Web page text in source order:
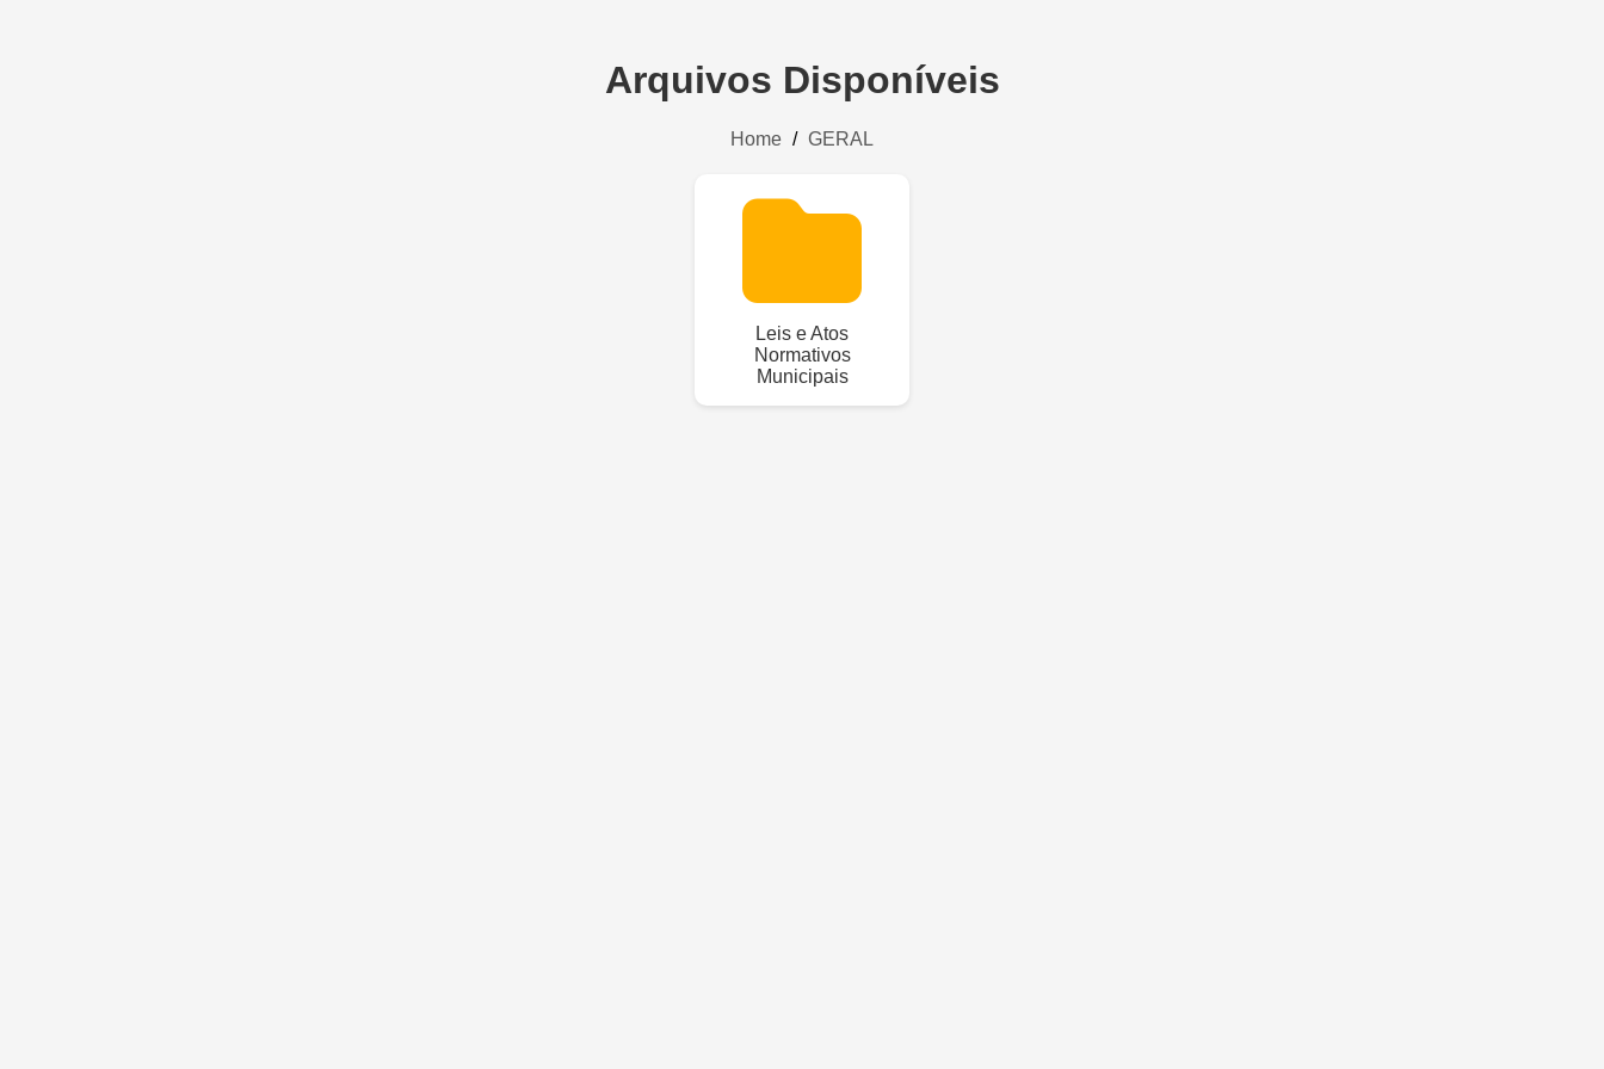
Arquivos Disponíveis
Home / GERAL
Leis e Atos
Normativos
Municipais